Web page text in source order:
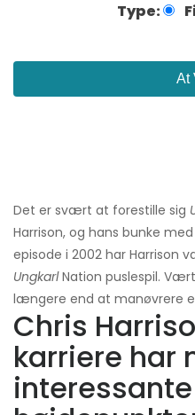
Type:
At
Det er svært at forestille sig
Harrison, og hans bunke
episode i 2002 har Harrison
UngkarlNation puslespil.
længere end at manøvrere
Chris
karriere har
interessante